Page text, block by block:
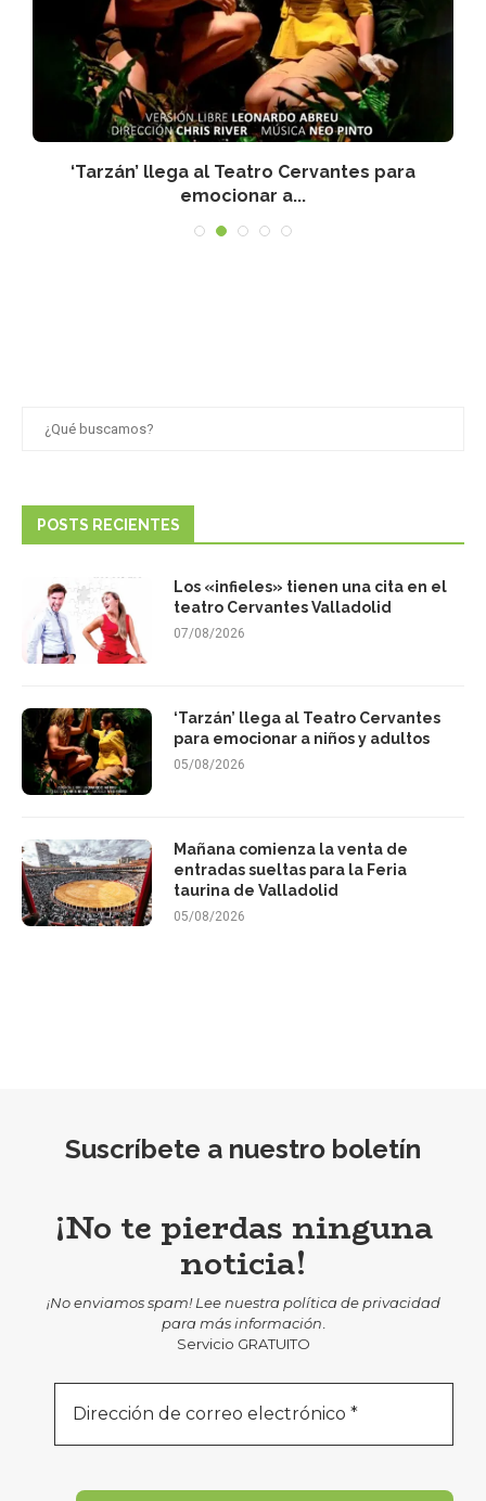
‘Tarzán’ llega al Teatro Cervantes para
emocionar a...
POSTS RECIENTES
Los «infieles» tienen una cita en el
teatro Cervantes Valladolid
07/08/2026
‘Tarzán’ llega al Teatro Cervantes
para emocionar a niños y adultos
05/08/2026
Mañana comienza la venta de
entradas sueltas para la Feria
taurina de Valladolid
05/08/2026
Suscríbete a nuestro boletín
¡No te pierdas ninguna
noticia!
¡No enviamos spam! Lee nuestra política de privacidad
para más información
Servicio GRATUITO